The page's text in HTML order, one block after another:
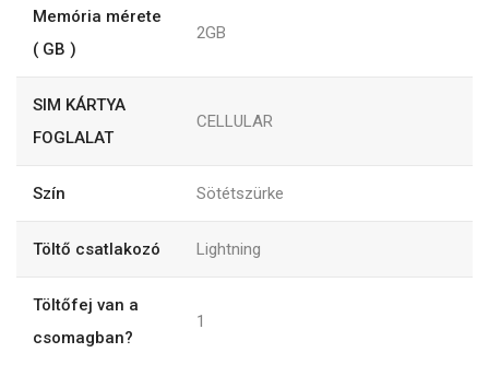
Memória mérete
( GB )
2GB
SIM KÁRTYA
FOGLALAT
CELLULAR
Szín Sötétszürke
Töltő csatlakozó Lightning
Töltőfej van a
csomagban?
1